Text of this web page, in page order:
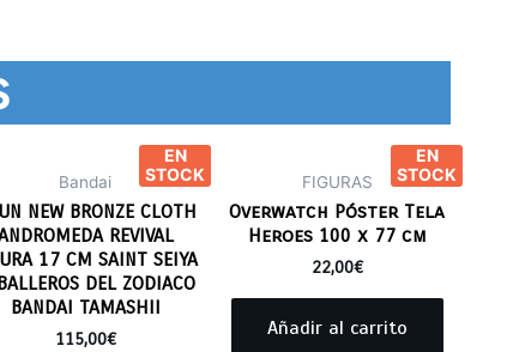
EN
STOCK
Bandai
NEW BRONZE CLOTH
REVIVAL
17 CM SAINT SEIYA
DEL ZODIACO
BANDAI TAMASHII
115,00€
EN
STOCK
FIGURAS
Overwatch Póster Tela
Heroes 100 x 77 cm
22,00€
Añadir al carrito